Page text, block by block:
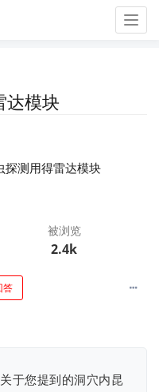
达模块
探测用得雷达模块
被浏览
2.4k
答
于您提到的洞穴内昆